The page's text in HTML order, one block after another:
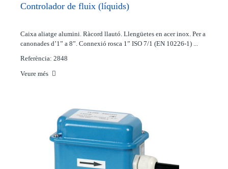
Controlador de fluix (líquids)
Caixa aliatge alumini. Ràcord llautó. Llengüetes en acer inox. Per a
canonades d’1” a 8”. Connexió rosca 1” ISO 7/1 (EN 10226-1) ...
Referència: 2848
Veure més